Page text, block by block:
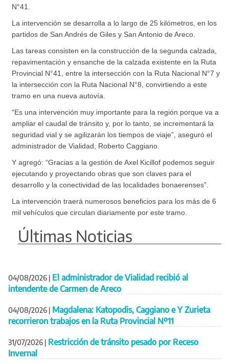
N°41.
La intervención se desarrolla a lo largo de 25 kilómetros, en los
partidos de San Andrés de Giles y San Antonio de Areco.
Las tareas consisten en la construcción de la segunda calzada,
repavimentación y ensanche de la calzada existente en la Ruta
Provincial N°41, entre la intersección con la Ruta Nacional N°7 y
la intersección con la Ruta Nacional N°8, convirtiendo a este
tramo en una nueva autovía.
“Es una intervención muy importante para la región porque va a
ampliar el caudal de tránsito y, por lo tanto, se incrementará la
seguridad vial y se agilizarán los tiempos de viaje”, aseguró el
administrador de Vialidad, Roberto Caggiano.
Y agregó: “Gracias a la gestión de Axel Kicillof podemos seguir
ejecutando y proyectando obras que son claves para el
desarrollo y la conectividad de las localidades bonaerenses”.
La intervención traerá numerosos beneficios para los más de 6
mil vehículos que circulan diariamente por este tramo.
Últimas Noticias
04/08/2026 | El administrador de Vialidad recibió al
intendente de Carmen de Areco
04/08/2026 | Magdalena: Katopodis, Caggiano e Y Zurieta
recorrieron trabajos en la Ruta Provincial Nº11
31/07/2026 | Restricción de tránsito pesado por Receso
Invernal